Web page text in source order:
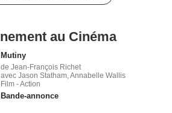
au Cinéma
Mutiny
de Jean-François Richet
avec Jason Statham, Annabelle Wallis
Film - Action
Bande-annonce